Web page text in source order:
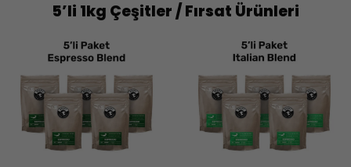
5’li 1kg Çeşitler / Fırsat Ürünleri